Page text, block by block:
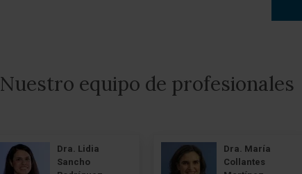
Nuestro equipo de profesionales
Dra. Lidia
Sancho
Dra. María
Collantes